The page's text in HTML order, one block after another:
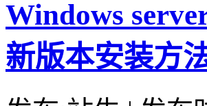
Windows
新版本安装方